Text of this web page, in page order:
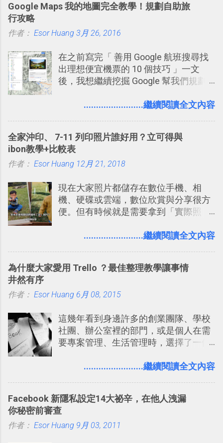
有機會在一個專案合作中使用了 Slack
點： 1. 「 很有趣 」： Slack 裡擁有跟
聊天打屁、傳送有趣影音圖文的功能。
2. 「 有效率 」：但是 Slack 的頻道、群
組機制讓茶水間的聊天，不會干擾工作
事可以從聊天中記錄重點。 3. 「 有彈性
的軟體則讓同事可以在任何地方和公司
保持聯繫。 如果你需要中文版的同類平
台，可以參考： JANDI 高效率團隊通訊
戶 。 2017/3 新增 ： Sortd for Slack：
改造 Slack 討論串介面變成專案任務排
程看板
Google Maps 我的地圖完全教學！規劃自助旅
行攻略
作者： Esor Huang 3月 26, 2016
在之前寫完「 善用 Google 航班搜尋找
出理想便宜機票的 10 個技巧 」一文
後，我想繼續挖掘 Google 幫我們規劃
入的來聊聊 Google 的「我的地圖」服
線，對商務需求來說可以打造出一張一
張資料地圖（例如我之前在製作一本新
書時建立的「 台灣推薦空拍地點地圖
規劃自助旅行路線！ Google 「我的地
圖」在規劃自助旅行路線時可以解決許
多問題： 國外地點名稱地址常常難懂，
稱。 在規劃路線之外，自訂地圖還能補
時帶來好心情，二方面事後就是最好的
享合作，讓彼此都能在手機上查看這次
........................繼續閱讀全文內容
全家沖印、 7-11 列印照片誰好用？立可得與
ibon教學+比較表
作者： Esor Huang 12月 21, 2018
現在大家照片都儲存在數位手機、相
機、硬碟或雲端，數位欣賞與分享很方
便。但有時候就是需要拿到「實際照
要製作家庭相框 用照片來當小禮物 把照
片？而且最好能不花時間、立即拿到、
（或是沒有好的印表機），又不想跑照
提供了印照片的服務 ，而且價格不貴，
可以立即拿到，操作流程也十分簡單。
之前我在電腦玩物分享過：「 不需買印
方便教學 」。這篇文章則從印照片出
........................繼續閱讀全文內容
為什麼大家愛用 Trello ？最佳整理教學讓事情
井然有序
作者： Esor Huang 6月 08, 2015
這幾年看到身邊許多的創業團隊、學校
社團、辦公室裡的部門，或是個人在需
要專案管理、生活管理時，選擇了一個
一個什麼樣的管理工具，讓這麼多人都
念」的管理教學文章： 把 Evernote 當
作 Trello！ Kanbanote 筆記看板管理法
Google Drive 變身 Trello ！幫雲端硬碟
........................繼續閱讀全文內容
Facebook 新隱私設定14大祕辛，在他人洩漏
你秘密前審查
作者： Esor Huang 9月 03, 2011